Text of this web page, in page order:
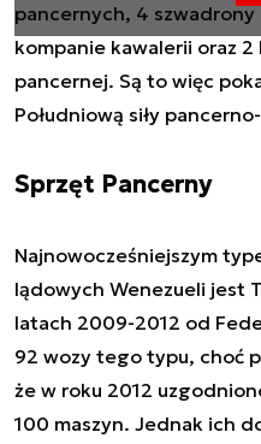
pancernych, 4
kompanie kawalerii oraz
pancernej. Są to więc
Południową siły
Sprzęt Pancerny
Najnowocześniejszym
lądowych Wenezueli jest
latach 2009-2012 od
92 wozy tego typu, choć
że w roku 2012
100 maszyn. Jednak ich